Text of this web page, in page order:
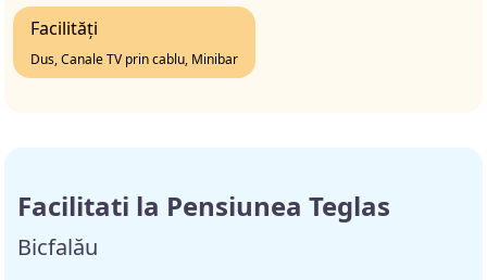
Facilități
Dus, Canale TV prin cablu, Minibar
Facilitati la Pensiunea Teglas
Bicfalău